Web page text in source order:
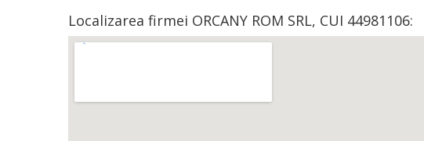
Localizarea firmei ORCANY ROM SRL, CUI 44981106: